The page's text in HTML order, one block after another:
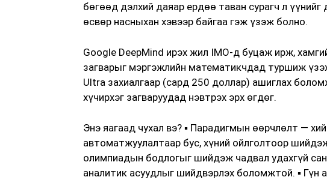
бөгөөд дэлхий даяар ердөө таван сурагч л
өсвөр насныхан хэвээр байгаа гэж үзэж болно.
Google DeepMind ирэх жил IMO-д буцаж ирж,
загварыг мэргэжлийн математикчдад туршиж
Ultra захиалгаар (сард 250 доллар) ашиглах
хүчирхэг загваруудад нэвтрэх эрх өгдөг.
Энэ яагаад чухал вэ? ▪️ Парадигмын өөрчлөлт —
автоматжуулалтаар бус, хүний ойлголтоор
олимпиадын бодлогыг шийдэж чадвал удахгүй
аналитик асуудлыг шийдвэрлэх боломжтой. ▪️ Гүн